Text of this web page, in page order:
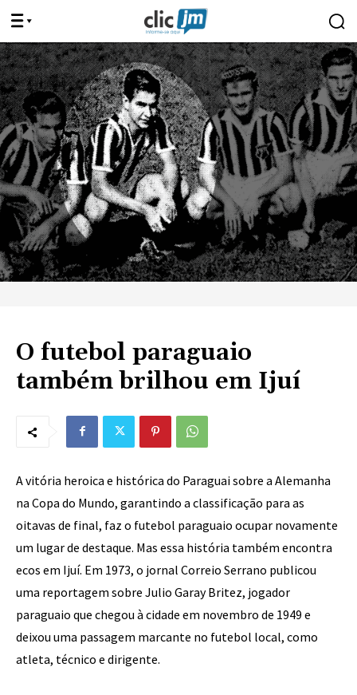
O futebol paraguaio
também brilhou em Ijuí
A vitória heroica e histórica do Paraguai sobre a Alemanha
na Copa do Mundo, garantindo a classificação para as
oitavas de final, faz o futebol paraguaio ocupar novamente
um lugar de destaque. Mas essa história também encontra
ecos em Ijuí. Em 1973, o jornal Correio Serrano publicou
uma reportagem sobre Julio Garay Britez, jogador
paraguaio que chegou à cidade em novembro de 1949 e
deixou uma passagem marcante no futebol local, como
atleta, técnico e dirigente.